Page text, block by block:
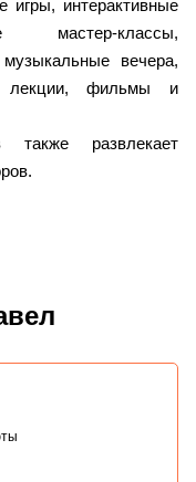
игры, интерактивные
мастер-классы,
вечера,
лекции, фильмы и
также развлекает